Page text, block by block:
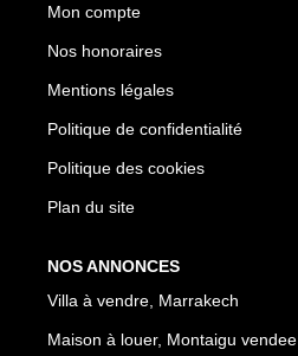
Mon compte
Nos honoraires
Mentions légales
Politique de confidentialité
Politique des cookies
Plan du site
NOS ANNONCES
Villa à vendre, Marrakech
Maison à louer, Montaigu vendee